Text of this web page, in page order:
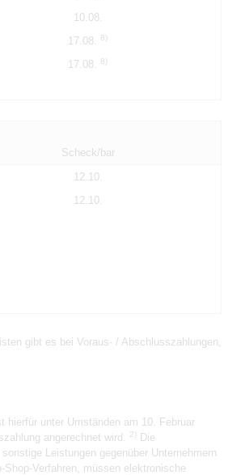
10.08.
17.08. 8)
17.08. 8)
Scheck/bar
12.10.
12.10.
gibt es bei Voraus- / Abschlusszahlungen,
hierfür unter Umständen am 10. Februar
angerechnet wird.
2)
Die
Leistungen gegenüber Unternehmern
Verfahren, müssen elektronische